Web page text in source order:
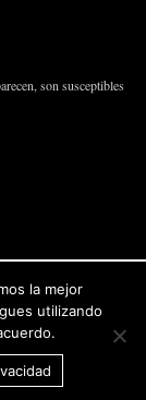
son susceptibles
la mejor
utilizando